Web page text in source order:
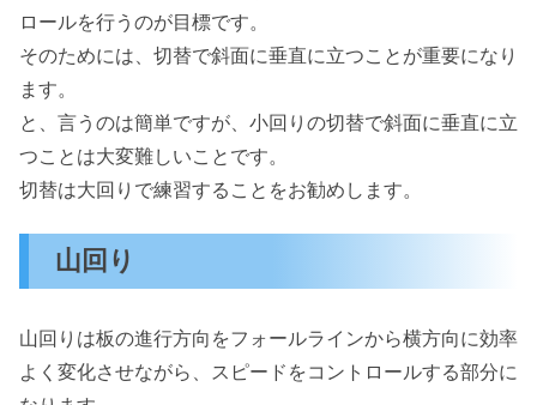
ロールを行うのが目標です。
そのためには、切替で斜面に垂直に立つことが重要になり
ます。
と、言うのは簡単ですが、小回りの切替で斜面に垂直に立
つことは大変難しいことです。
切替は大回りで練習することをお勧めします。
山回り
山回りは板の進行方向をフォールラインから横方向に効率
よく変化させながら、スピードをコントロールする部分に